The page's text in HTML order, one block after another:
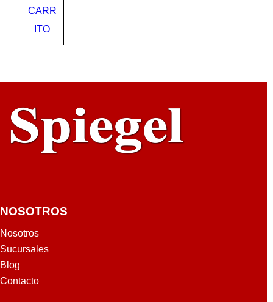
40
CARR
ITO
NOSOTROS
Nosotros
Sucursales
Blog
Contacto